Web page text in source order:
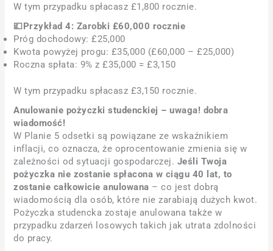
W tym przypadku spłacasz £1,800 rocznie.
💷Przykład 4: Zarobki £60,000 rocznie
Próg dochodowy: £25,000
Kwota powyżej progu: £35,000 (£60,000 – £25,000)
Roczna spłata: 9% z £35,000 = £3,150
W tym przypadku spłacasz £3,150 rocznie.
Anulowanie pożyczki studenckiej – uwaga! dobra
wiadomość!
W Planie 5 odsetki są powiązane ze wskaźnikiem
inflacji, co oznacza, że oprocentowanie zmienia się w
zależności od sytuacji gospodarczej. Jeśli Twoja
pożyczka nie zostanie spłacona w ciągu 40 lat, to
zostanie całkowicie anulowana – co jest dobrą
wiadomością dla osób, które nie zarabiają dużych kwot.
Pożyczka studencka zostaje anulowana także w
przypadku zdarzeń losowych takich jak utrata zdolności
do pracy.